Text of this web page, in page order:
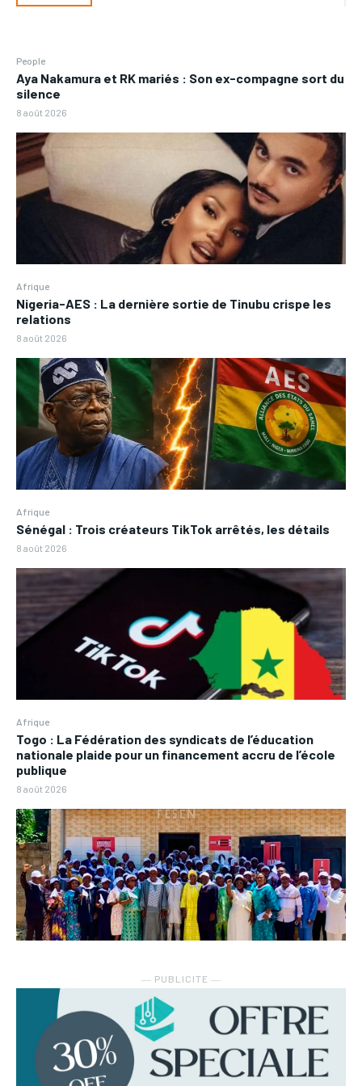
People
Aya Nakamura et RK mariés : Son ex-compagne sort du
silence
8 août 2026
Afrique
Nigeria-AES : La dernière sortie de Tinubu crispe les
relations
8 août 2026
Afrique
Sénégal : Trois créateurs TikTok arrêtés, les détails
8 août 2026
Afrique
Togo : La Fédération des syndicats de l’éducation
nationale plaide pour un financement accru de l’école
publique
8 août 2026
― PUBLICITE ―